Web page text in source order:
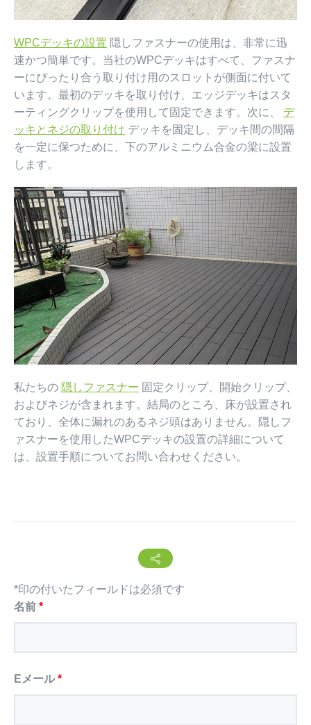
WPCデッキの設置 隠しファスナーの使用は、非常に迅
速かつ簡単です。当社のWPCデッキはすべて、ファスナ
ーにぴったり合う取り付け用のスロットが側面に付いて
います。最初のデッキを取り付け、エッジデッキはスタ
ーティングクリップを使用して固定できます。次に、 デ
ッキとネジの取り付け デッキを固定し、デッキ間の間隔
を一定に保つために、下のアルミニウム合金の梁に設置
します。
私たちの 隠しファスナー 固定クリップ、開始クリップ、
およびネジが含まれます。結局のところ、床が設置され
ており、全体に漏れのあるネジ頭はありません。隠しフ
ァスナーを使用したWPCデッキの設置の詳細について
は、設置手順についてお問い合わせください。
*印の付いたフィールドは必須です
名前 *
Eメール*